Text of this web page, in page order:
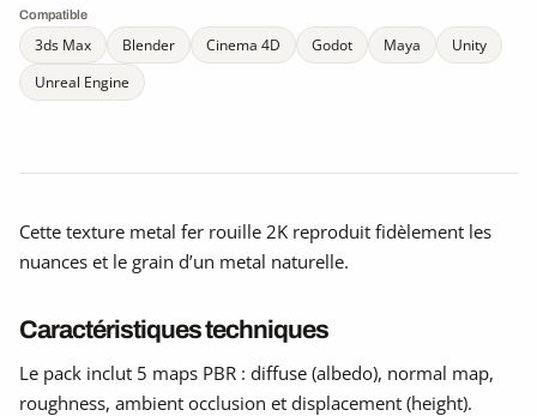
Compatible
3ds Max Blender Cinema 4D Godot Maya
Unity
Unreal Engine
Cette texture metal fer rouille 2K reproduit fidèlement les
nuances et le grain d’un metal naturelle.
Caractéristiques techniques
Le pack inclut 5 maps PBR : diffuse (albedo), normal map,
roughness, ambient occlusion et displacement (height).